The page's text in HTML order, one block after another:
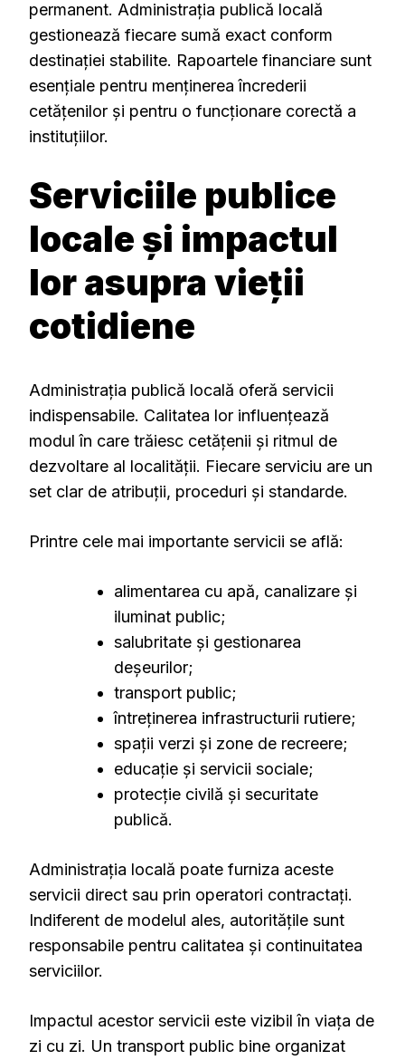
permanent. Administrația publică locală
gestionează fiecare sumă exact conform
destinației stabilite. Rapoartele financiare sunt
esențiale pentru menținerea încrederii
cetățenilor și pentru o funcționare corectă a
instituțiilor.
Serviciile publice
locale și impactul
lor asupra vieții
cotidiene
Administrația publică locală oferă servicii
indispensabile. Calitatea lor influențează
modul în care trăiesc cetățenii și ritmul de
dezvoltare al localității. Fiecare serviciu are un
set clar de atribuții, proceduri și standarde.
Printre cele mai importante servicii se află:
alimentarea cu apă, canalizare și
iluminat public;
salubritate și gestionarea
deșeurilor;
transport public;
întreținerea infrastructurii rutiere;
spații verzi și zone de recreere;
educație și servicii sociale;
protecție civilă și securitate
publică.
Administrația locală poate furniza aceste
servicii direct sau prin operatori contractați.
Indiferent de modelul ales, autoritățile sunt
responsabile pentru calitatea și continuitatea
serviciilor.
Impactul acestor servicii este vizibil în viața de
zi cu zi. Un transport public bine organizat